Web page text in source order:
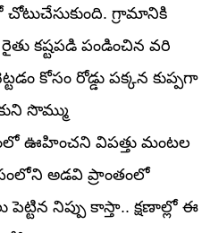
గ్రామానికి
కష్టపడి పండించిన వరి
కోసం రోడ్డు పక్కన కుప్పగా
సొమ్ము
ఊహించని విపత్తు మంటల
అడవి ప్రాంతంలో
పెట్టిన నిప్పు కాస్తా.. క్షణాల్లో ఈ